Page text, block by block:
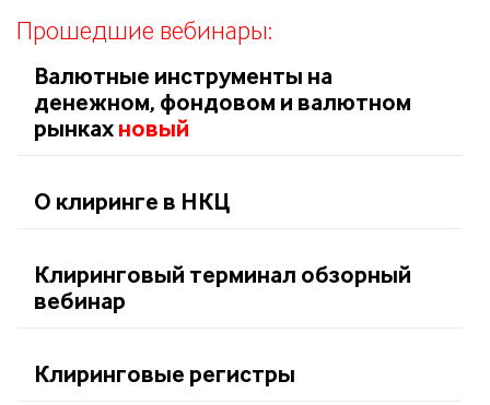
Прошедшие вебинары:
Валютные инструменты на
денежном, фондовом и валютном
рынках новый
О клиринге в НКЦ
Клиринговый терминал обзорный
вебинар
Клиринговые регистры